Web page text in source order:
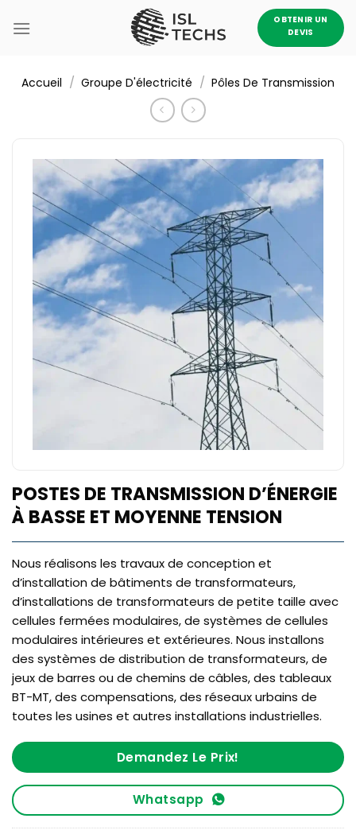
au
OBTENIR UN
DEVIS
Accueil / Groupe D'électricité / Pôles De Transmission
POSTES DE TRANSMISSION D’ÉNERGIE
À BASSE ET MOYENNE TENSION
Nous réalisons les travaux de conception et
d’installation de bâtiments de transformateurs,
d’installations de transformateurs de petite taille avec
cellules fermées modulaires, de systèmes de cellules
modulaires intérieures et extérieures. Nous installons
des systèmes de distribution de transformateurs, de
jeux de barres ou de chemins de câbles, des tableaux
BT-MT, des compensations, des réseaux urbains de
toutes les usines et autres installations industrielles.
Demandez Le Prix!
Whatsapp